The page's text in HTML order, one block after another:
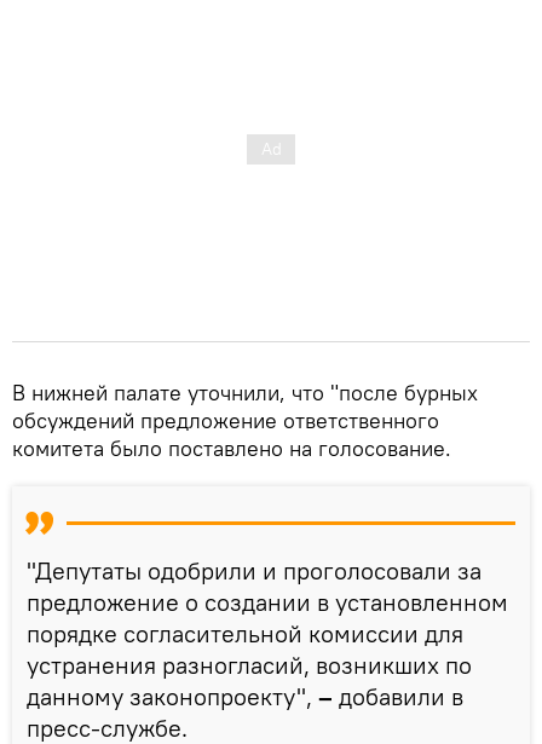
В нижней палате уточнили, что "после бурных
обсуждений предложение ответственного
комитета было поставлено на голосование.
"Депутаты одобрили и проголосовали за
предложение о создании в установленном
порядке согласительной комиссии для
устранения разногласий, возникших по
данному законопроекту", – добавили в
пресс-службе.